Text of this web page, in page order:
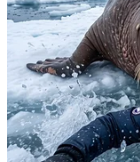
Tech 2 years ago
Analisis Bisnis Kopi
dalam Industri Kopi
Bisnis·1 year ago
#Ekonomi#Ramadan
Share: